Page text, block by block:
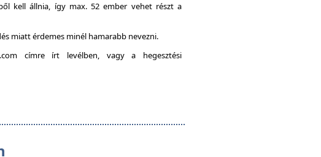
kell állnia, így max. 52 ember vehet részt a
miatt érdemes minél hamarabb nevezni.
címre írt levélben, vagy a hegesztési